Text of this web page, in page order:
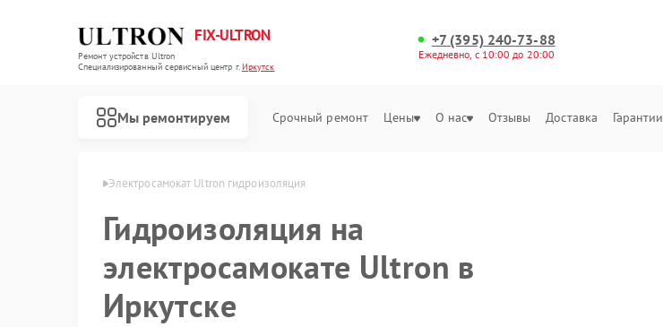
FIX-ULTRON
Ремонт устройств Ultron
Специализированный cервисный центр г.Иркутск
+7 (395) 240-73-88
Ежедневно, с 10:00 до 20:00
Мы ремонтируем Срочный ремонт Цены О нас Отзывы Доставка Гарантии
Электросамокат Ultron гидроизоляция
Гидроизоляция на
электросамокате Ultron в
Иркутске